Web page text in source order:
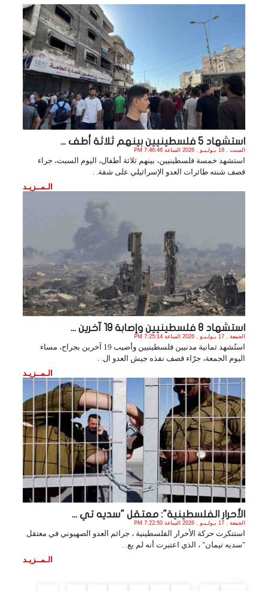
استشهاد 5 فلسطينيين بينهم ثلاثة أطف ...
السبت , 18 يـولـيـو , 2026 الساعة 7:46:46 PM
استشهد خمسة فلسطينيين، بينهم ثلاثة أطفال، اليوم السبت، جراء
قصف شنته طائرات العدو الإسرائيلي على شقة. .
الـمــزيـد
استشهاد 8 فلسطينيين وإصابة 19 آخرين ...
الجمعة , 17 يـولـيـو , 2026 الساعة 7:25:14 PM
استُشهد ثمانية مدنيين فلسطينيين وأصيب 19 آخرين بجراح، مساء
اليوم الجمعة، جرّاء قصف نفذه جيش العدو ال. .
الـمــزيـد
الأحرار الفلسطينية": معتقل "سديه تي ...
الجمعة , 17 يـولـيـو , 2026 الساعة 7:22:50 PM
استنكرت حركة الأحرار الفلسطينية ، جرائم العدو الصهيوني في معتقل
"سديه تيمان" ، الذي اعتبرت أنه لم يع. .
الـمــزيـد